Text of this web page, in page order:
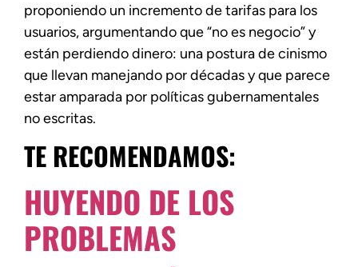
proponiendo un incremento de tarifas para los
usuarios, argumentando que “no es negocio” y
están perdiendo dinero: una postura de cinismo
que llevan manejando por décadas y que parece
estar amparada por políticas gubernamentales
no escritas.
TE RECOMENDAMOS:
HUYENDO DE LOS
PROBLEMAS